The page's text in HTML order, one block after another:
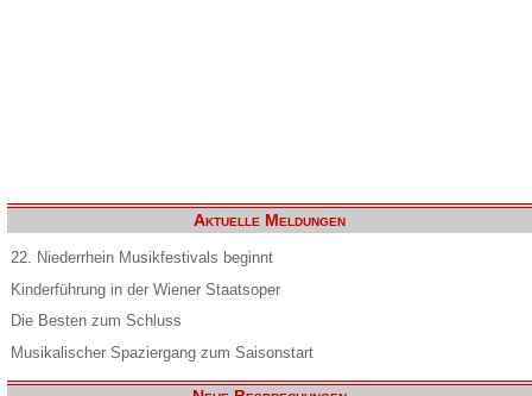
Aktuelle Meldungen
22. Niederrhein Musikfestivals beginnt
Kinderführung in der Wiener Staatsoper
Die Besten zum Schluss
Musikalischer Spaziergang zum Saisonstart